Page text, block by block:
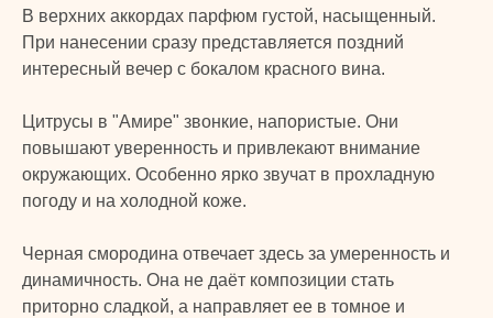
В верхних аккордах парфюм густой, насыщенный.
При нанесении сразу представляется поздний
интересный вечер с бокалом красного вина.
Цитрусы в "Амире" звонкие, напористые. Они
повышают уверенность и привлекают внимание
окружающих. Особенно ярко звучат в прохладную
погоду и на холодной коже.
Черная смородина отвечает здесь за умеренность и
динамичность. Она не даёт композиции стать
приторно сладкой, а направляет ее в томное и